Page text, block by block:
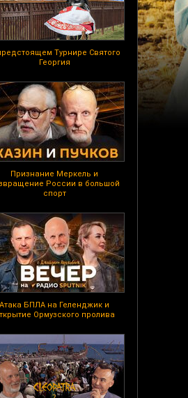
Турнире Святого
Георгия
Признание Меркель и
России в большой
спорт
Атака БПЛА на Геленджик и
Ормузского пролива